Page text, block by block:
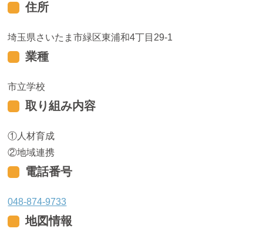
住所
埼玉県さいたま市緑区東浦和4丁目29-1
業種
市立学校
取り組み内容
人材育成
地域連携
電話番号
048-874-9733
地図情報